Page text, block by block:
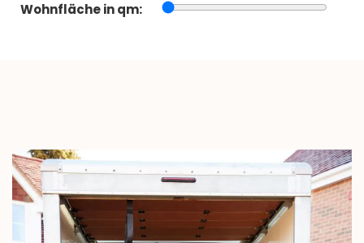
Wohnfläche in qm: